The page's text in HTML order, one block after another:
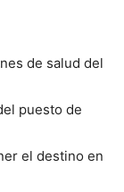
de salud del
puesto de
el destino en